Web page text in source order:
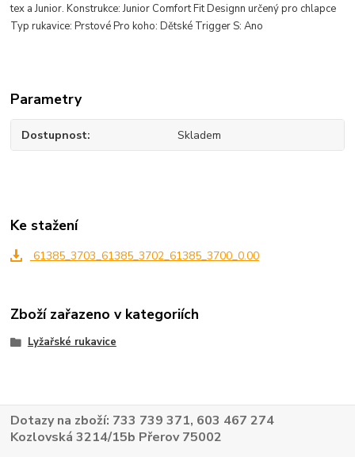
tex a Junior.Konstrukce: Junior Comfort Fit Designn určený pro chlapce
Typ rukavice: Prstové Pro koho: Dětské Trigger S: Ano
Parametry
Dostupnost Skladem
Ke stažení
61385_3703_61385_3702_61385_3700_0.00
Zboží zařazeno v kategoriích
Lyžařské rukavice
Dotazy na zboží: 733 739 371, 603 467 274
Kozlovská 3214/15b Přerov 75002